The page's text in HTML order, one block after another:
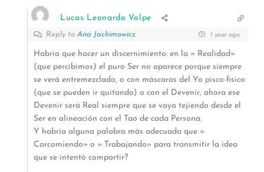
Lucas Leonardo Volpe
Reply to Ana Jachimowicz 1 year ago
Habría que hacer un discernimiento: en la » Realidad»
(que percibimos) el puro Ser no aparece porque siempre
se verá entremezclado, o con máscaras del Yo pisco-fisico
(que se pueden ir quitando) o con el Devenir, ahora ese
Devenir será Real siempre que se vaya tejiendo desde el
Ser en alineación con el Tao de cada Persona.
Y habría alguna palabra más adecuada que »
Carcomiendo» o » Trabajando» para transmitir la idea
que se intentó compartir?